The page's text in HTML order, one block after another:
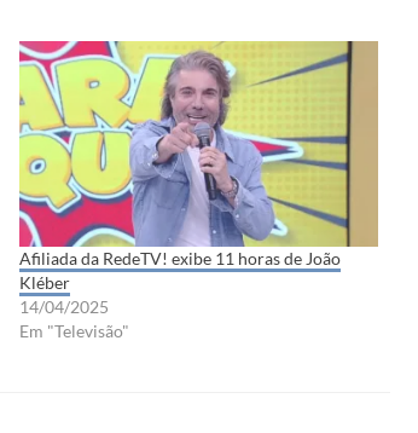
Afiliada da RedeTV! exibe 11 horas de João
Kléber
14/04/2025
Em "Televisão"